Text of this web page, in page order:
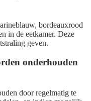
bordeauxrood
in de eetkamer. Deze
geven.
onderhouden
door regelmatig te